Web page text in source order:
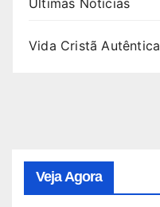
Vida Cristã Autêntica
Veja Agora